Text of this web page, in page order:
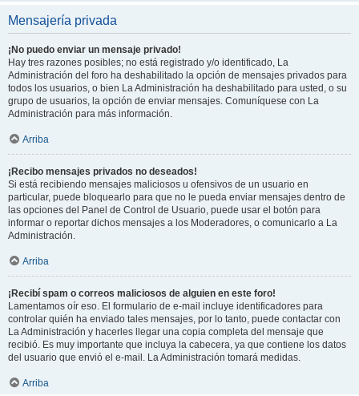
Mensajería privada
¡No puedo enviar un mensaje privado!
Hay tres razones posibles; no está registrado y/o identificado, La
Administración del foro ha deshabilitado la opción de mensajes privados para
todos los usuarios, o bien La Administración ha deshabilitado para usted, o su
grupo de usuarios, la opción de enviar mensajes. Comuníquese con La
Administración para más información.
Arriba
¡Recibo mensajes privados no deseados!
Si está recibiendo mensajes maliciosos u ofensivos de un usuario en
particular, puede bloquearlo para que no le pueda enviar mensajes dentro de
las opciones del Panel de Control de Usuario, puede usar el botón para
informar o reportar dichos mensajes a los Moderadores, o comunicarlo a La
Administración.
Arriba
¡Recibí spam o correos maliciosos de alguien en este foro!
Lamentamos oír eso. El formulario de e-mail incluye identificadores para
controlar quién ha enviado tales mensajes, por lo tanto, puede contactar con
La Administración y hacerles llegar una copia completa del mensaje que
recibió. Es muy importante que incluya la cabecera, ya que contiene los datos
del usuario que envió el e-mail. La Administración tomará medidas.
Arriba